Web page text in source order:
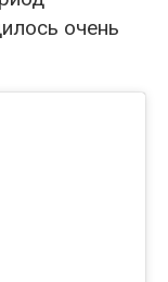
очень